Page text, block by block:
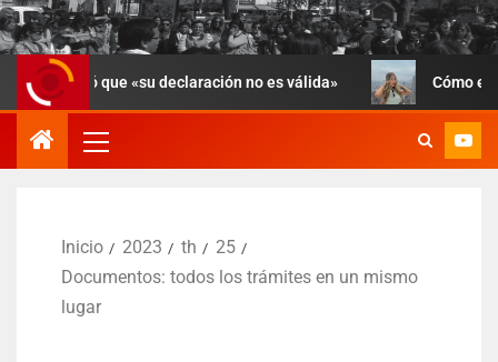
«su declaración no es válida» Cómo está Candela
Inicio 2023 th
25
Documentos: todos los trámites en un mismo
lugar